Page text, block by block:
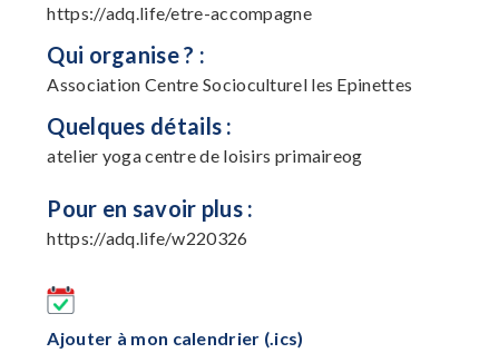
https://adq.life/etre-accompagne
Qui organise ? :
Association Centre Socioculturel les Epinettes
Quelques détails :
atelier yoga centre de loisirs primaireog
Pour en savoir plus :
https://adq.life/w220326
Ajouter à mon calendrier (.ics)